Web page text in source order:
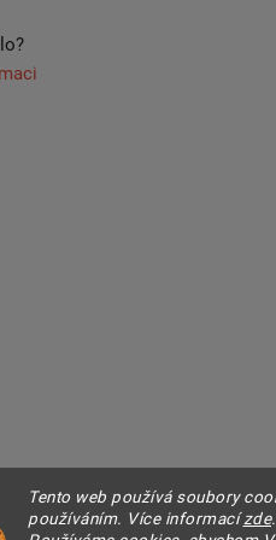
Tento web používá soubory
používáním. Více informacízde.